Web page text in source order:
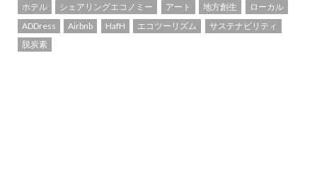
ホテル
シェアリングエコノミー アート 地方創生
ローカル
ADDress
Airbnb HafH エコツーリズム
サステナビリティ
脱炭素